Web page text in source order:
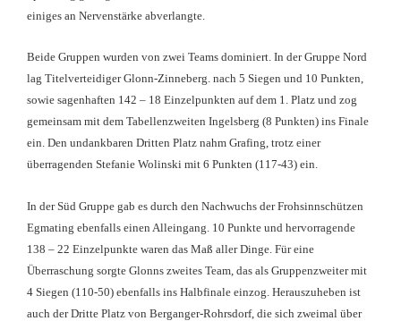
einiges an Nervenstärke abverlangte.
Beide Gruppen wurden von zwei Teams dominiert. In der Gruppe Nord
lag Titelverteidiger Glonn-Zinneberg. nach 5 Siegen und 10 Punkten,
sowie sagenhaften 142 – 18 Einzelpunkten auf dem 1. Platz und zog
gemeinsam mit dem Tabellenzweiten Ingelsberg (8 Punkten) ins Finale
ein. Den undankbaren Dritten Platz nahm Grafing, trotz einer
überragenden Stefanie Wolinski mit 6 Punkten (117-43) ein.
In der Süd Gruppe gab es durch den Nachwuchs der Frohsinnschützen
Egmating ebenfalls einen Alleingang. 10 Punkte und hervorragende
138 – 22 Einzelpunkte waren das Maß aller Dinge. Für eine
Überraschung sorgte Glonns zweites Team, das als Gruppenzweiter mit
4 Siegen (110-50) ebenfalls ins Halbfinale einzog. Herauszuheben ist
auch der Dritte Platz von Berganger-Rohrsdorf, die sich zweimal über